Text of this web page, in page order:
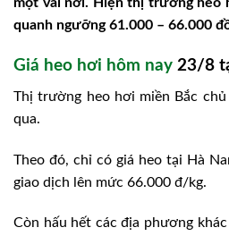
một vài nơi. Hiện thị trường heo
quanh ngưỡng 61.000 – 66.000
Giá heo hơi hôm nay 23/8
Thị trường heo hơi miền Bắc
qua.
Theo đó, chỉ có giá heo tại Hà
giao dịch lên mức 66.000 đ/kg.
Còn hấu hết các địa phương